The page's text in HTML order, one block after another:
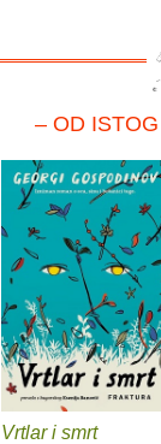
– OD
Vrtlar i smrt